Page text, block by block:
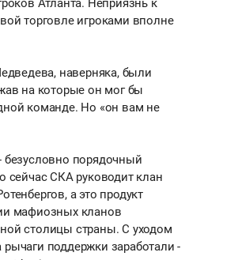
Атланта. Неприязнь к
торговле игроками вполне
наверняка, были
на которые он мог бы
команде. Но «он вам не
безусловно порядочный
сейчас СКА руководит клан
а это продукт
мафиозных кланов
столицы страны. С уходом
поддержки заработали -